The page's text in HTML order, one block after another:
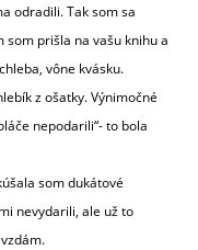
odradili. Tak som sa
prišla na vašu knihu a
vône kvásku.
z ošatky. Výnimočné
nepodarili“- to bola
som dukátové
nevydarili, ale už to